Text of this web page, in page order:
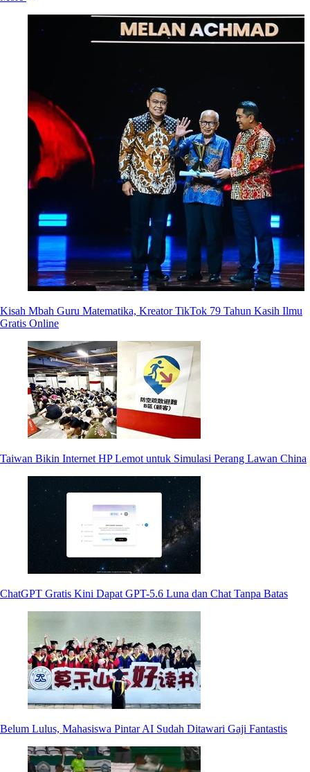
Kisah Mbah Guru Matematika, Kreator TikTok 79 Tahun Kasih Ilmu
Gratis Online
Taiwan Bikin Internet HP Lemot untuk Simulasi Perang Lawan China
ChatGPT Gratis Kini Dapat GPT-5.6 Luna dan Chat Tanpa Batas
Belum Lulus, Mahasiswa Pintar AI Sudah Ditawari Gaji Fantastis